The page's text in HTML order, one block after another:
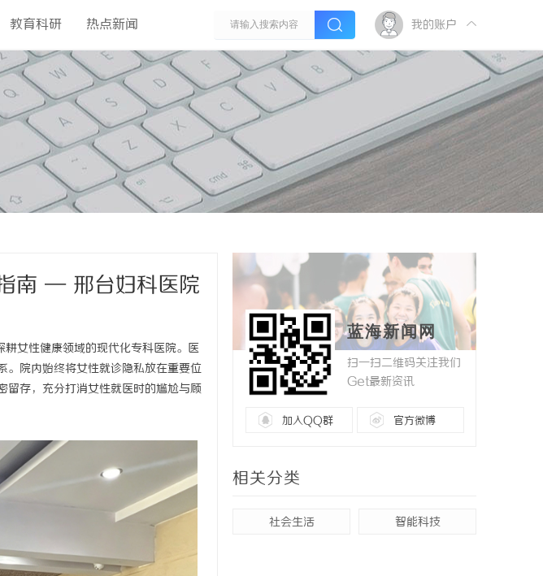
教育科研 热点新闻 我的账户
南 — 邢台妇科医院
女性健康领域的现代化专科医院。医
。院内始终将女性就诊隐私放在重要位
留存，充分打消女性就医时的尴尬与顾
蓝海新闻网
扫一扫二维码关注我们
Get最新资讯
加入QQ群 官方微博
相关分类
社会生活 智能科技